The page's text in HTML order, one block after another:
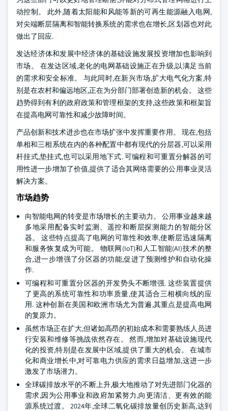
动控制。 此外,随着太阳能和风能等新的可再生能源融入电网,
对尖端断层隔离和智能转换系统的需求也在增长,区划器也对此
做出了回应.
发达经济体和发展中经济体的基础设施发展投资增加也影响到
市场。 在发达区域,老化的电网基础设施正在升级,以满足当前
的需求和安全标准。 与此同时,在新兴市场,扩大电气化方案,特
别是在农村和偏远地区,正在为分部门部署创造新的机会。 这些
趋势得到有利的政府政策和管理框架的支持,这些政策和框架旨
在提高电网可靠性和减少故障时间。
产品创新和技术进步也在市场扩张中发挥重要作用。 现在,包括
单相和三相系统在内的各种配置中都有现代的分层器,可以采用
杆挂式,垫挂式,也可以采用地下式. 可编程和可重置分解器的可
用性进一步增加了价值,提供了适合其网络需要的公用事业灵活
解决方案。
市场趋势
向智能电网的转变是市场增长的主要动力。 公用事业越来越
多地采用配备实时监测、遥控和断层探测能力的智能分区
器。 这些特点提高了电网的可靠性和效率,使断层迅速隔离
和服务恢复成为可能。 物联网(IoT)和人工智能(AI)技术的整
合,进一步增强了分区器的功能,促进了预测维护和自动化操
作.
可编程和可重置分区器的开发势头不断增强. 这些装置提供
了更高的系统可靠性和功率质量,使其适合三相横向线的应
用. 这种创新在美国和欧洲市场尤为普遍,其重点是提高电网
的复原力。
虽然市场正在扩大,但诸如高昂的初始成本和需要熟练人员进
行安装和维修等挑战依然存在。 然而,增加对基础设施现代
化的投资,特别是在发展中区域,提供了重大的机会。 在城市
化和商业增长中,对可靠电力供应的需求日益增加,这进一步
激发了市场潜力。
全球碳排放水平的不断上升,极大地推动了对先进部门化器的
需求,因为公用事业和政府加紧努力,向更清洁、更有效的能
源系统过渡。 2024年,全球二氧化碳排放量创历史新高,达到